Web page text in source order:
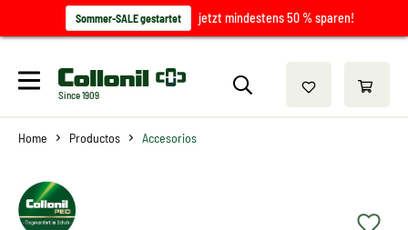
Sommer-SALE gestartet jetzt mindestens 50 % sparen!
Since 1909
Home Productos Accesorios